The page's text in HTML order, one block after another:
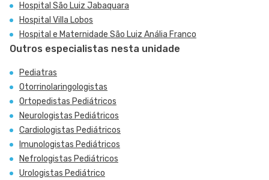
Hospital São Luiz Jabaquara
Hospital Villa Lobos
Hospital e Maternidade São Luiz Anália Franco
Outros especialistas nesta unidade
Pediatras
Otorrinolaringologistas
Ortopedistas Pediátricos
Neurologistas Pediátricos
Cardiologistas Pediátricos
Imunologistas Pediátricos
Nefrologistas Pediátricos
Urologistas Pediátrico